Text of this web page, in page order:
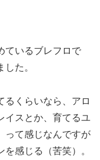
ているブレフロで
た。
るくらいなら、アロ
イスとか、育てるユ
って感じなんですが
感じる（苦笑）。